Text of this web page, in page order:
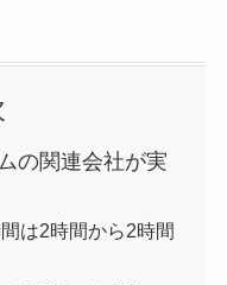
の関連会社が実
は2時間から2時間